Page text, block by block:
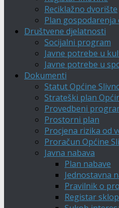
Reciklažno dvorište
Plan gospodarenja
Društvene djelatnosti
Socijalni program
Javne potrebe u
Javne potrebe u
Dokumenti
Statut Općine
Strateški plan
Provedbeni
Prostorni plan
Procjena rizika od
Proračun Općine
Javna nabava
Plan nabave
Jednostavna
Pravilnik o
Registar